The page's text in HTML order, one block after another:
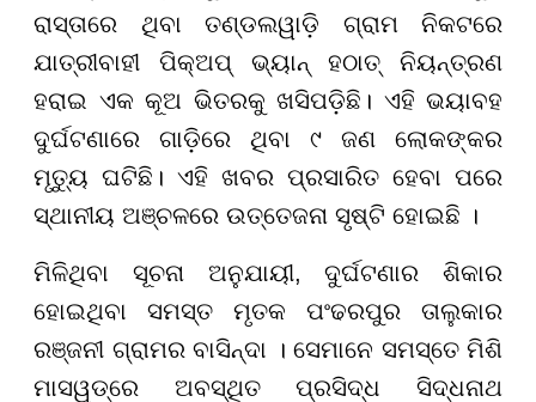
ରାସ୍ତାରେ ଥିବା ତଣ୍ଡଲୱାଡ଼ି ଗ୍ରାମ ନିକଟରେ
ଯାତ୍ରୀବାହୀ ପିକ୍ଅପ୍ ଭ୍ୟାନ୍ ହଠାତ୍ ନିୟନ୍ତ୍ରଣ
ହରାଇ ଏକ କୂଅ ଭିତରକୁ ଖସିପଡ଼ିଛି। ଏହି ଭୟାବହ
ଦୁର୍ଘଟଣାରେ ଗାଡ଼ିରେ ଥିବା ୯ ଜଣ ଲୋକଙ୍କର
ମୃତ୍ୟୁ ଘଟିଛି। ଏହି ଖବର ପ୍ରସାରିତ ହେବା ପରେ
ସ୍ଥାନୀୟ ଅଞ୍ଚଳରେ ଉତ୍ତେଜନା ସୃଷ୍ଟି ହୋଇଛି ।
ମିଳିଥିବା ସୂଚନା ଅନୁଯାୟୀ, ଦୁର୍ଘଟଣାର ଶିକାର
ହୋଇଥିବା ସମସ୍ତ ମୃତକ ପଂଢରପୁର ତାଲୁକାର
ରଞ୍ଜନୀ ଗ୍ରାମର ବାସିନ୍ଦା । ସେମାନେ ସମସ୍ତେ ମିଶି
ମାସୱଡ୍ରେ ଅବସ୍ଥିତ ପ୍ରସିଦ୍ଧ ସିଦ୍ଧନାଥ